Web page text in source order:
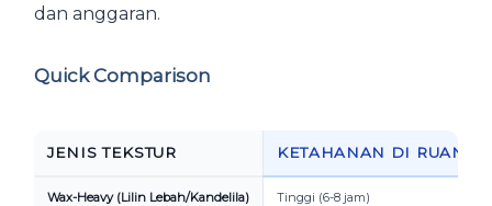
dan anggaran.
Quick Comparison
JENIS TEKSTUR KETAHANAN DI
Wax-Heavy (Lilin Lebah/Kandelila) Tinggi (6-8 jam)